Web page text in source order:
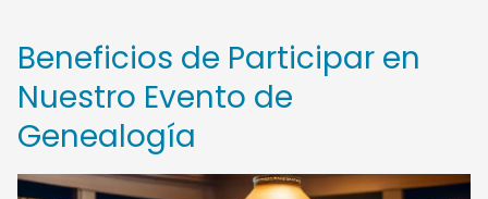
Beneficios de Participar en
Nuestro Evento de
Genealogía